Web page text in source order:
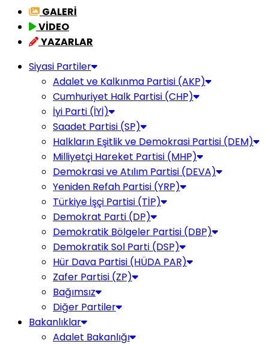
GALERİ
VİDEO
YAZARLAR
Siyasi Partiler
Adalet ve Kalkınma Partisi (AKP)
Cumhuriyet Halk Partisi (CHP)
İyi Parti (İYİ)
Saadet Partisi (SP)
Halkların Eşitlik ve Demokrasi Partisi (DEM)
Milliyetçi Hareket Partisi (MHP)
Demokrasi ve Atılım Partisi (DEVA)
Yeniden Refah Partisi (YRP)
Türkiye İşçi Partisi (TİP)
Demokrat Parti (DP)
Demokratik Bölgeler Partisi (DBP)
Demokratik Sol Parti (DSP)
Hür Dava Partisi (HÜDA PAR)
Zafer Partisi (ZP)
Bağımsız
Diğer Partiler
Bakanlıklar
Adalet Bakanlığı